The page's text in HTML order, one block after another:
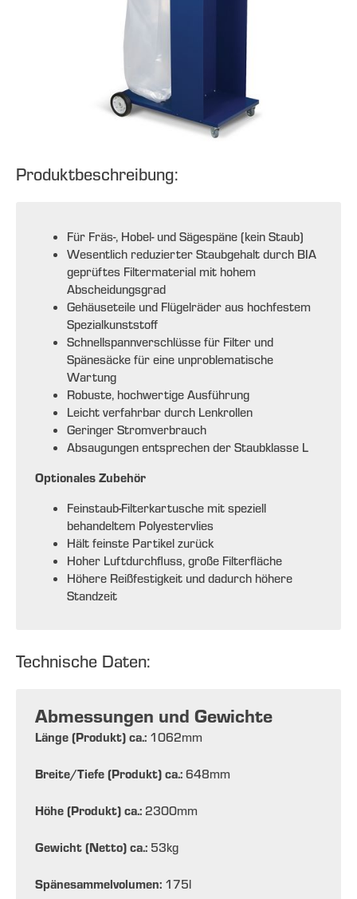
Produktbeschreibung:
Für Fräs-, Hobel- und Sägespäne (kein Staub)
Wesentlich reduzierter Staubgehalt durch BIA
geprüftes Filtermaterial mit hohem
Abscheidungsgrad
Gehäuseteile und Flügelräder aus hochfestem
Spezialkunststoff
Schnellspannverschlüsse für Filter und
Spänesäcke für eine unproblematische
Wartung
Robuste, hochwertige Ausführung
Leicht verfahrbar durch Lenkrollen
Geringer Stromverbrauch
Absaugungen entsprechen der Staubklasse L
Optionales Zubehör
Feinstaub-Filterkartusche mit speziell
behandeltem Polyestervlies
Hält feinste Partikel zurück
Hoher Luftdurchfluss, große Filterfläche
Höhere Reißfestigkeit und dadurch höhere
Standzeit
Technische Daten:
Abmessungen und Gewichte
Länge (Produkt) ca.: 1062mm
Breite/Tiefe (Produkt) ca.: 648mm
Höhe (Produkt) ca.: 2300mm
Gewicht (Netto) ca.: 53kg
Spänesammelvolumen: 175l